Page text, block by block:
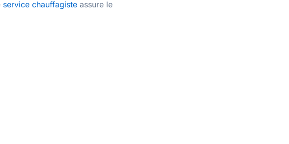
service chauffagiste assure le